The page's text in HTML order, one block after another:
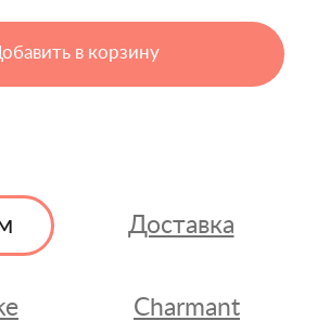
в корзину
Доставка
Charmant